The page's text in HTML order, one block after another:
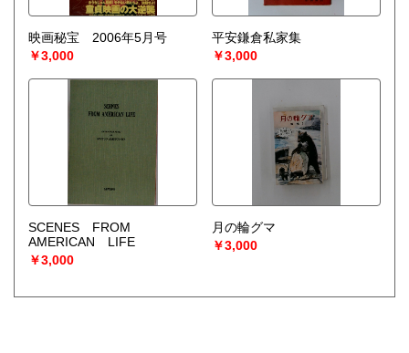
映画秘宝 2006年5月号
￥3,000
平安鎌倉私家集
￥3,000
SCENES FROM
AMERICAN LIFE
￥3,000
月の輪グマ
￥3,000